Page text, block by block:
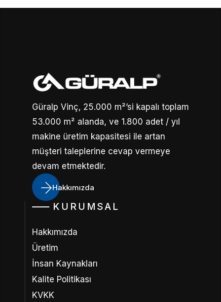
Güralp Vinç, 25.000 m²’si kapalı toplam
53.000 m² alanda, ve 1.800 adet / yıl
makine üretim kapasitesi ile artan
müşteri taleplerine cevap vermeye
devam etmektedir.
Hakkımızda
KURUMSAL
Hakkımızda
Üretim
İnsan Kaynakları
Kalite Politikası
KVKK